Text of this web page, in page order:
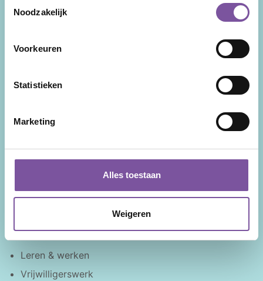
Noodzakelijk
Voorkeuren
Statistieken
Marketing
Alles toestaan
Weigeren
Tarieven
Locaties
Parkinson
Alzheimer
Leren & werken
Vrijwilligerswerk